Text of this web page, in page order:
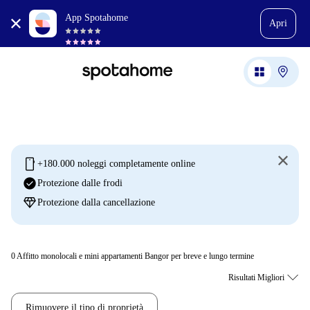
App Spotahome
Apri
mobile +180.000 noleggi completamente online
check_circleProtezione dalle frodi
diamondProtezione dalla cancellazione
0Affitto monolocali e mini appartamenti Bangor per breve e lungo termine
Rimuovere il tipo di proprietà